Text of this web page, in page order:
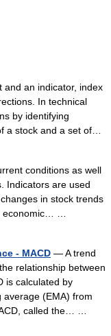
an indicator, index
In technical
by identifying
a stock and a set of…
conditions as well
Indicators are used
in stock trends
economic… …
- MACD — A trend
relationship between
is calculated by
average (EMA) from
called the… …